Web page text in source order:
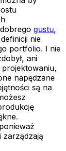
gustu,
nie
portfolio. I nie
ani
napędzane
są na
zarządzają